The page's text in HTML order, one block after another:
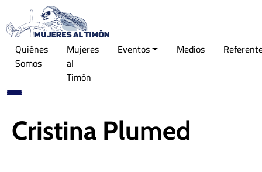
Quiénes
Somos
Mujeres
al
Timón
Eventos Medios
Cristina Plumed